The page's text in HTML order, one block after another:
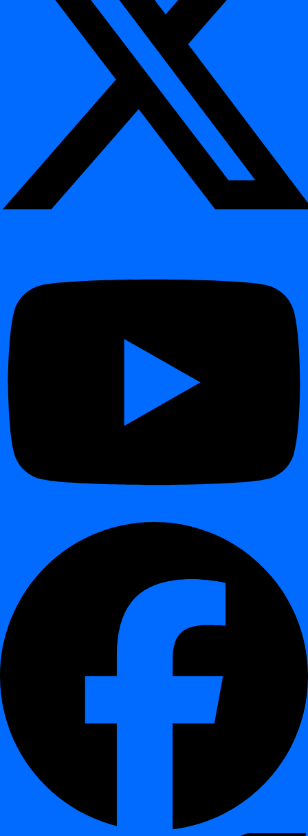
Architectuur en uitvoering
In-database uitvoering:
Alle anomaliedetectielogica wordt
binnen de database-engine
Databricks, PostgreSQL, etc.)
Geen dataverplaatsing:
digna leest alleen metrics, en
verplaatst nooit ruwe data extern
Incrementele updates:
Alleen nieuwe datasegmenten
worden bij elke run geanalyseerd voor efficiëntie
Configureerbare inspectiefrequentie:
Elk uur, dagelijks of
getriggerd door upstream processen
Resultaatopslag:
Metrics en anomalievlaggen worden
weggeschreven naar digna’s observability-schema voor
visualisatie en alerts
Precision
Detecteert problemen die statische drempels vaak
Scalability
Integration
Werkt naadloos samen met
voor trendanalyse
Compliance
Zorgt voor continue controle over de
Transparency
Biedt betrouwbaarheidscores, tijdstempels en
reden-codes voor elke anomalie
Hoe digna “normaal” leert
Profiling-fase:digna verzamelt metrics uit historische
Monitoring-fase:Toekomstige datasets worden vergeleken
met dynamisch geleerde drempels.
Alerting-fase:
betrouwbaarheidsgrenzen worden als anomalieën gemeld.
Alle modellen zijn uitlegbaar, deterministisch en geoptimaliseerd
voor enterprise-datavolumes.
Voorbeeld use cases
Monitoren van datakwaliteit in
banktransactiesystemen
ETL- of data warehouse-jobs
Identificeren van abnormaal klantgedrag in
Controleren van klinische dataconsistentie in
Veelgestelde vragen
Heeft Data Anomalies vooraf gedefinieerde regels nodig?